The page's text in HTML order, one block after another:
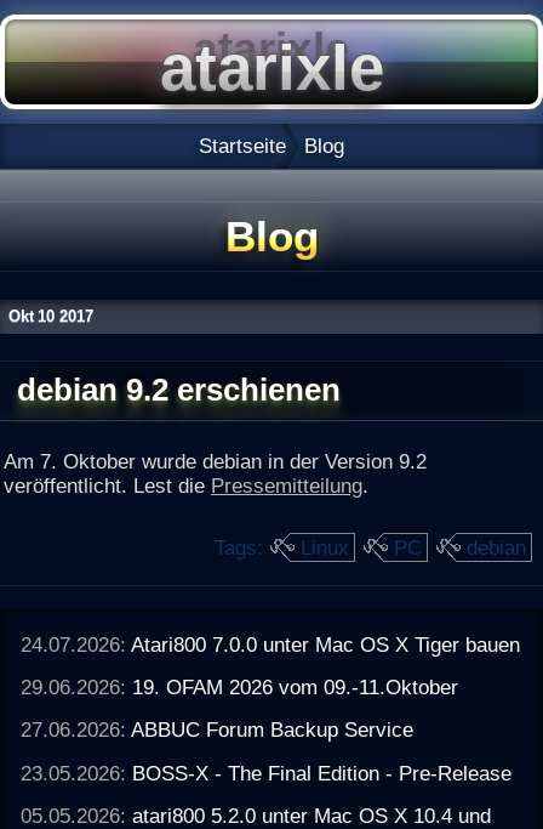
Startseite Blog
Blog
Okt 10 2017
debian 9.2 erschienen
Am 7. Oktober wurde debian in der Version 9.2
veröffentlicht. Lest die Pressemitteilung.
Tags: Linux PC debian
24.07.2026:Atari800 7.0.0 unter Mac OS X Tiger bauen
29.06.2026: 19. OFAM 2026 vom 09.-11.Oktober
27.06.2026:ABBUC Forum Backup Service
23.05.2026: BOSS-X - The Final Edition - Pre-Release
05.05.2026:atari800 5.2.0 unter Mac OS X 10.4 und